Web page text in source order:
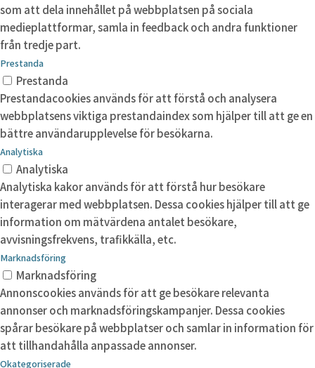
som att dela innehållet på webbplatsen på sociala
medieplattformar, samla in feedback och andra funktioner
från tredje part.
Prestanda
Prestanda
Prestandacookies används för att förstå och analysera
webbplatsens viktiga prestandaindex som hjälper till att ge en
bättre användarupplevelse för besökarna.
Analytiska
Analytiska
Analytiska kakor används för att förstå hur besökare
interagerar med webbplatsen. Dessa cookies hjälper till att ge
information om mätvärdena antalet besökare,
avvisningsfrekvens, trafikkälla, etc.
Marknadsföring
Marknadsföring
Annonscookies används för att ge besökare relevanta
annonser och marknadsföringskampanjer. Dessa cookies
spårar besökare på webbplatser och samlar in information för
att tillhandahålla anpassade annonser.
Okategoriserade